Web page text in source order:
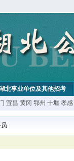
北事业单位及其他招考
宜昌 黄冈 鄂州 十堰 孝感